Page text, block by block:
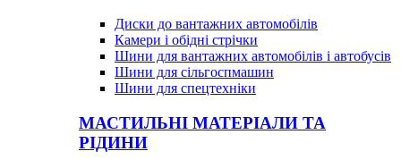
Диски до вантажних автомобілів
Камери і обідні стрічки
Шини для вантажних автомобілів і автобусів
Шини для сільгоспмашин
Шини для спецтехніки
МАСТИЛЬНІ МАТЕРІАЛИ ТА
РІДИНИ